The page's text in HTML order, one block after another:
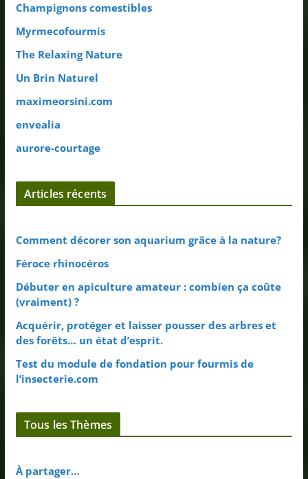
Champignons comestibles
Myrmecofourmis
The Relaxing Nature
Un Brin Naturel
maximeorsini.com
envealia
aurore-courtage
Articles récents
Comment décorer son aquarium grâce à la nature?
Féroce rhinocéros
Débuter en apiculture amateur : combien ça coûte
(vraiment) ?
Acquérir, protéger et laisser pousser des arbres et
des forêts… un état d’esprit.
Test du module de fondation pour fourmis de
l’insecterie.com
Tous les Thèmes
À partager…